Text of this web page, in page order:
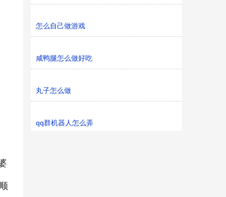
怎么自己做游戏
咸鸭腿怎么做好吃
丸子怎么做
qq群机器人怎么弄